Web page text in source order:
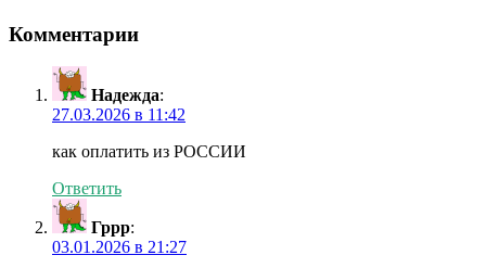
Комментарии
Надежда:
27.03.2026 в 11:42
как оплатить из РОССИИ
Ответить
Гррр:
03.01.2026 в 21:27